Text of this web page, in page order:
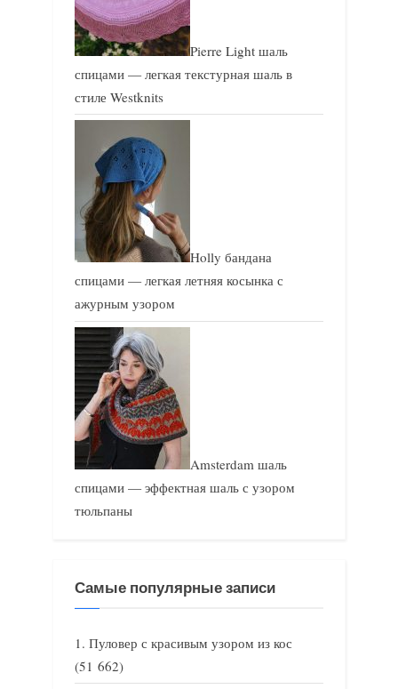
Pierre Light шаль
спицами — легкая текстурная шаль в
стиле Westknits
Holly бандана
спицами — легкая летняя косынка с
ажурным узором
Amsterdam шаль
спицами — эффектная шаль с узором
тюльпаны
Самые популярные записи
Пуловер с красивым узором из кос
(51 662)